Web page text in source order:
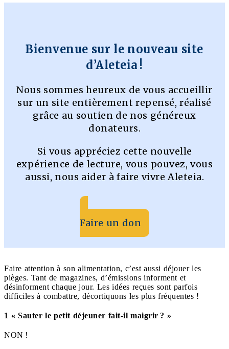
Bienvenue sur le nouveau site
d’Aleteia !
Nous sommes heureux de vous accueillir
sur un site entièrement repensé, réalisé
grâce au soutien de nos généreux
donateurs.
Si vous appréciez cette nouvelle
expérience de lecture, vous pouvez, vous
aussi, nous aider à faire vivre Aleteia.
Faire un don
Faire attention à son alimentation, c’est aussi déjouer les
pièges. Tant de magazines, d’émissions informent et
désinforment chaque jour. Les idées reçues sont parfois
difficiles à combattre, décortiquons les plus fréquentes !
1 « Sauter le petit déjeuner fait-il maigrir ? »
NON !